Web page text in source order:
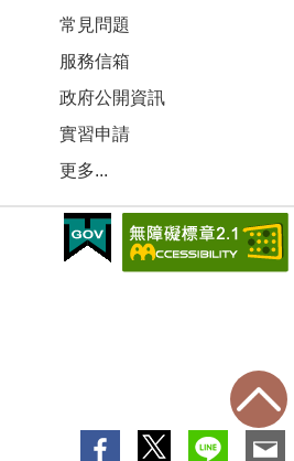
常見問題
服務信箱
政府公開資訊
實習申請
更多...